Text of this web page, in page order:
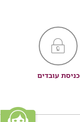
כניסת עובדים